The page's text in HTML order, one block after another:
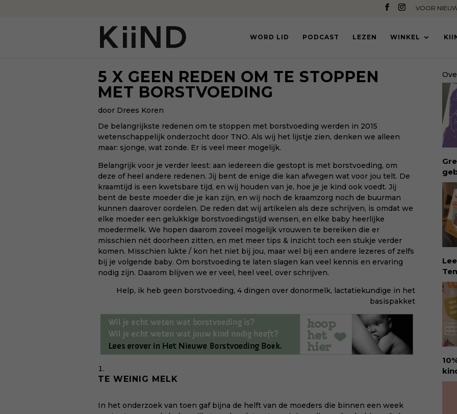
VOOR
WORD LID PODCAST LEZEN WINKEL
5 X GEEN REDEN OM TE STOPPEN
MET BORSTVOEDING
door Drees Koren
De belangrijkste redenen om te stoppen met borstvoeding werden in 2015
wetenschappelijk onderzocht door TNO. Als wij het lijstje zien, denken we alleen
maar: sjonge, wat zonde. Er is veel meer mogelijk.
Belangrijk voor je verder leest: aan iedereen die gestopt is met borstvoeding, om
deze of heel andere redenen. Jij bent de enige die kan afwegen wat voor jou telt. De
kraamtijd is een kwetsbare tijd, en wij houden van je, hoe je je kind ook voedt. Jij
bent de beste moeder die je kan zijn, en wij noch de kraamzorg noch de buurman
kunnen daarover oordelen. De reden dat wij artikelen als deze schrijven, is omdat we
elke moeder een gelukkige borstvoedingstijd wensen, en elke baby heerlijke
moedermelk. We hopen daarom zoveel mogelijk vrouwen te bereiken die er
misschien nét doorheen zitten, en met meer tips & inzicht toch een stukje verder
komen. Misschien lukte / kon het niet bij jou, maar wel bij een andere lezeres of zelfs
bij je volgende baby. Om borstvoeding te laten slagen kan veel kennis en ervaring
nodig zijn. Daarom blijven we er veel, heel veel, over schrijven.
Help, ik heb geen borstvoeding,4 dingen over donormelk, lactatiekundige in het
basispakket
TE WEINIG MELK
In het onderzoek van toen gaf bijna de helft van de moeders die binnen een week
dé